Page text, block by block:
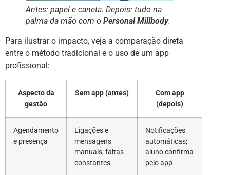
Antes: papel e caneta. Depois: tudo na
palma da mão com o Personal Millbody.
Para ilustrar o impacto, veja a comparação direta
entre o método tradicional e o uso de um app
profissional:
Aspecto da
gestão
Sem app (antes)
Com app
(depois)
Agendamento
e presença
Ligações e
mensagens
manuais; faltas
constantes
Notificações
automáticas;
aluno confirma
pelo app